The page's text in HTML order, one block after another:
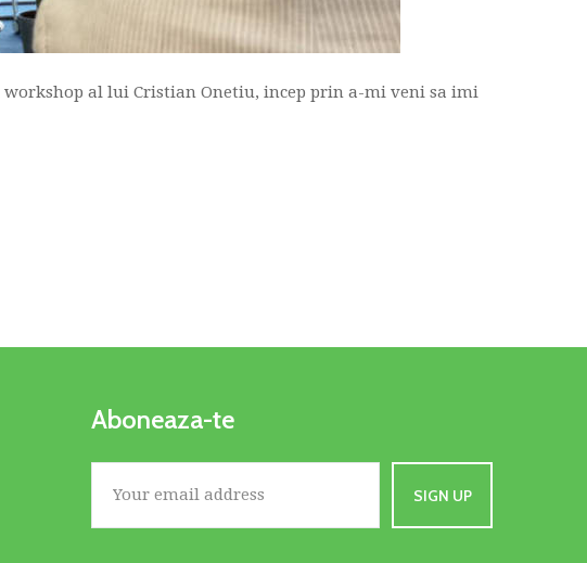
workshop al lui Cristian Onetiu, incep prin a-mi veni sa imi
Aboneaza-te